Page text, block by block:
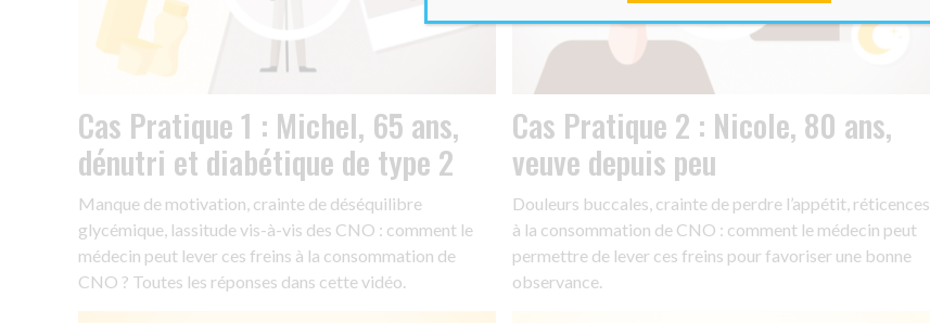
Cas Pratique 1 : Michel, 65 ans,
dénutri et diabétique de type 2
Manque de motivation, crainte de déséquilibre
glycémique, lassitude vis-à-vis des CNO : comment le
médecin peut lever ces freins à la consommation de
CNO ? Toutes les réponses dans cette vidéo.
Cas Pratique 2 : Nicole, 80 ans,
veuve depuis peu
Douleurs buccales, crainte de perdre l’appétit, réticences
à la consommation de CNO : comment le médecin peut
permettre de lever ces freins pour favoriser une bonne
observance.